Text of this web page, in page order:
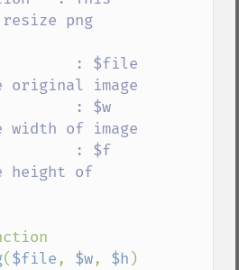
png
image
of image
height of
($file , $w, $h )